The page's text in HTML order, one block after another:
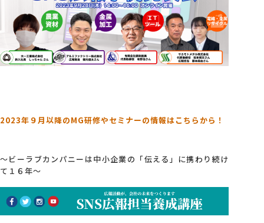
2023年９月以降のMG研修やセミナーの情報はこちらから！
～ビーラブカンパニーは中小企業の「伝える」に携わり続け
て１６年～